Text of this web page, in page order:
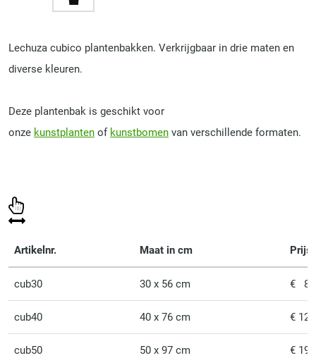
Lechuza cubico plantenbakken. Verkrijgbaar in drie maten en
diverse kleuren.
Deze plantenbak is geschikt voor
onze kunstplanten of kunstbomen van verschillende formaten.
Artikelnr. Maat in cm Prijs
cub30 30 x 56 cm €
cub40 40 x 76 cm €
cub50 50 x 97 cm €